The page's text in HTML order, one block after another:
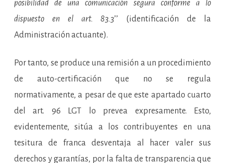
posibilidad de una comunicación segura conforme a lo
dispuesto en el art. 83.3’’ (identificación de la
Administración actuante).
Por tanto, se produce una remisión a un procedimiento
de auto-certificación que no se regula
normativamente, a pesar de que este apartado cuarto
del art. 96 LGT lo prevea expresamente. Esto,
evidentemente, sitúa a los contribuyentes en una
tesitura de franca desventaja al hacer valer sus
derechos y garantías, por la falta de transparencia que